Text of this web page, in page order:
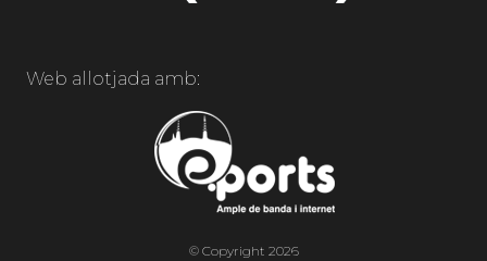
Web allotjada amb:
© Copyright 2026